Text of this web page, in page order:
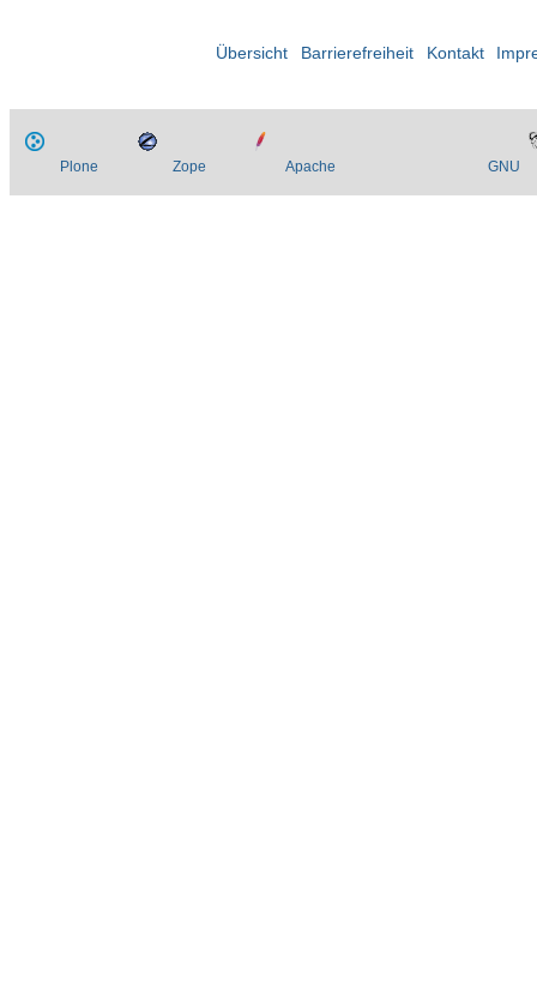
Übersicht Barrierefreiheit Kontakt
Plone Zope Apache GNU